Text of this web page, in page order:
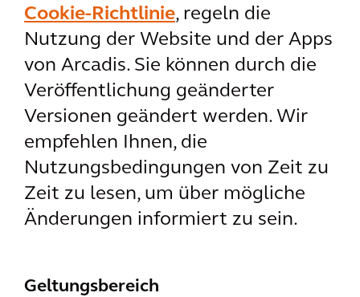
Cookie-Richtlinie, regeln die
Nutzung der Website und der Apps
von Arcadis. Sie können durch die
Veröffentlichung geänderter
Versionen geändert werden. Wir
empfehlen Ihnen, die
Nutzungsbedingungen von Zeit zu
Zeit zu lesen, um über mögliche
Änderungen informiert zu sein.
Geltungsbereich